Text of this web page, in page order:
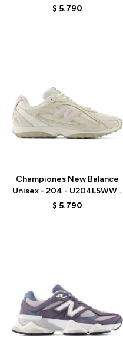
- WHITE
$ 5.790
Championes New Balance
Unisex - 204 - U204L5WW -
BEIGE
$ 5.790